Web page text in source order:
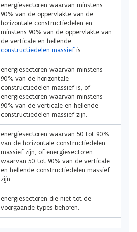
energiesectoren waarvan minstens
90% van de oppervlakte van de
horizontale constructiedelen en
minstens 90% van de oppervlakte van
de verticale en hellende
constructiedelen massiefis.
energiesectoren waarvan minstens
90% van de horizontale
constructiedelen massief is, of
energiesectoren waarvan minstens
90% van de verticale en hellende
constructiedelen massief zijn.
energiesectoren waarvan 50 tot 90%
van de horizontale constructiedelen
massief zijn, of energiesectoren
waarvan 50 tot 90% van de verticale
en hellende constructiedelen massief
zijn.
energiesectoren die niet tot de
voorgaande types behoren.